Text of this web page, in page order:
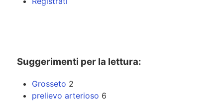
Suggerimenti per la lettura:
Grosseto 2
prelievo arterioso 6